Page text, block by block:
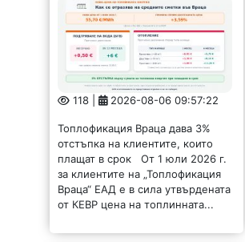
118 | 2026-08-06 09:57:22
Топлофикация Враца дава 3%
отстъпка на клиентите, които
плащат в срок От 1 юли 2026 г.
за клиентите на „Топлофикация
Враца“ ЕАД е в сила утвърдената
от КЕВР цена на топлинната...